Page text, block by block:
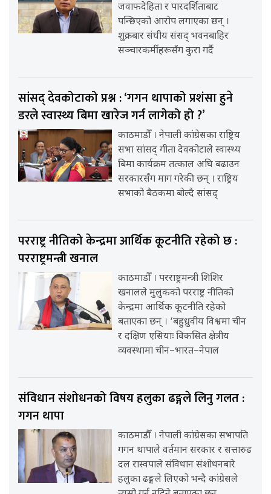
जवाफदेहिता र पारदर्शिताबाट
पन्छिएको आरोप लगाएका छन् ।
शुक्रबार संघीय संसद् भवनबाहिर
सञ्चारकर्मीहरूसँग कुरा गर्दै
सांसद् देवकोटाको प्रश्न : ‘गगन थापाको प्रशंसा हुने
डरले स्वास्थ्य बिमा खारेज गर्न लागेको हो ?’
काठमाडौँ । नेपाली कांग्रेसका राष्ट्रिय
सभा सांसद् गीता देवकोटाले स्वास्थ्य
बिमा कार्यक्रम तत्काल अघि बढाउन
सरकारसँग माग गरेकी छन् । राष्ट्रिय
सभाको बैठकमा बोल्दै सांसद्
परराष्ट्र नीतिको केन्द्रमा आर्थिक कूटनीति रहेको छ :
परराष्ट्रमन्त्री खनाल
काठमाडौँ । परराष्ट्रमन्त्री शिशिर
खनालले मुलुकको परराष्ट्र नीतिको
केन्द्रमा आर्थिक कूटनीति रहेको
बताएका छन् । ‘बहुध्रुवीय विश्वमा चीन
र दक्षिण एसियाः विकसित क्षेत्रीय
व्यवस्थामा चीन–भारत–नेपाल
संविधान संशोधनको विषय हलुका ढङ्गले लिनु गलत :
गगन थापा
काठमाडौँ । नेपाली कांग्रेसका सभापति
गगन थापाले वर्तमान सरकार र सत्तारुढ
दल रास्वपाले संविधान संशोधनबारे
हलुका ढङ्गले लिएको भन्दै कांग्रेसले